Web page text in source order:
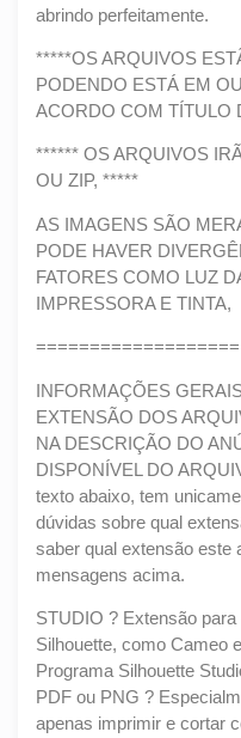
abrindo perfeitamente.
*****OS ARQUIVOS
PODENDO ESTÁ EM
ACORDO COM TÍTULO
****** OS ARQUIVOS
OU ZIP, *****
AS IMAGENS SÃO
PODE HAVER
FATORES COMO LUZ
IMPRESSORA E TINTA,
===================
INFORMAÇÕES
EXTENSÃO DOS
NA DESCRIÇÃO DO
DISPONÍVEL DO
texto abaixo, tem
dúvidas sobre qual
saber qual extensão este
mensagens acima.
STUDIO ? Extensão
Silhouette, como Cameo
Programa Silhouette
PDF ou PNG ?
apenas imprimir e cortar